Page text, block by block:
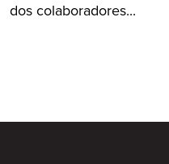
dos colaboradores...